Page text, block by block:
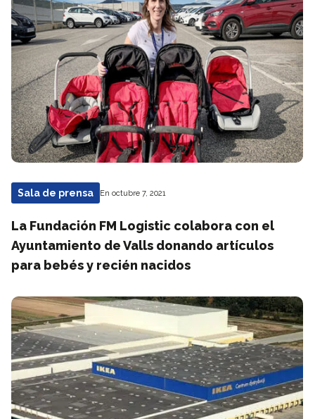
Sala de prensa En octubre 7, 2021
La Fundación FM Logistic colabora con el
Ayuntamiento de Valls donando artículos
para bebés y recién nacidos